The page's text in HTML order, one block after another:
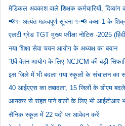
मेडिकल अवकाश वाले शिक्षक कर्मचारियों, दिव्यांग
📢✨ अत्यंत महत्वपूर्ण सूचना ✨📢 कक्षा 1 के
एलटी ग्रेड TGT मुख्य परीक्षा नोटिस -2025
नया शिक्षा सेवा चयन आयोग के अध्यक्ष का बयान
“8वें वेतन आयोग के लिए NCJCM की बड़ी
इस जिले में भी बदला गया स्कूलों के संचालन का
40 आईएएस का तबादला, 15 जिलों के डीएम
आयकर से राहत पाने वालों के लिए भी आईटीआर
सैनिक स्कूल में 22 पदों पर आवेदन करें